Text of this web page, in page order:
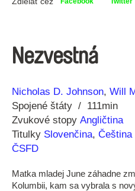
Nezvestná
Réžia
Nicholas D. Johnson Will
Rok
výroby
Spojené štáty
111min
Zvukové stopy Angličtina
Titulky Slovenčina, Čeština
ČSFD
Matka mladej June záhadne
Kolumbii, kam sa vybrala s